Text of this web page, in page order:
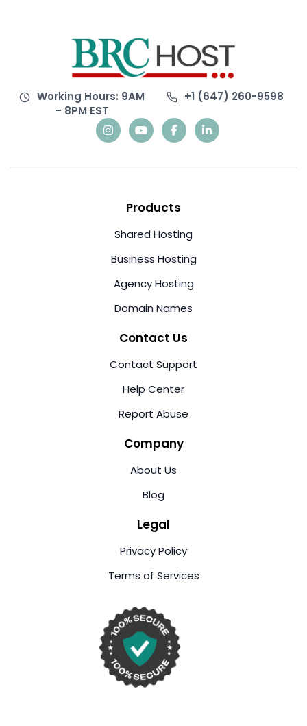
Working Hours: 9AM
– 8PM EST
+1 (647) 260-9598
Products
Shared Hosting
Business Hosting
Agency Hosting
Domain Names
Contact Us
Contact Support
Help Center
Report Abuse
Company
About Us
Blog
Legal
Privacy Policy
Terms of Services